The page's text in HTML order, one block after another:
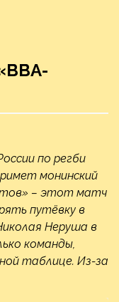
по регби
монинский
– этот матч
путёвку в
Неруша в
команды,
таблице. Из-за